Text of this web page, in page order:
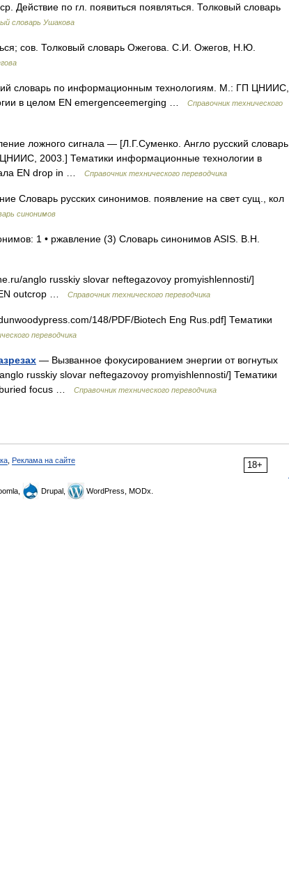
по гл. появиться появляться. Толковый словарь
словарь Ушакова
сов. Толковый словарь Ожегова. С.И. Ожегов, Н.Ю.
словарь по информационным технологиям. М.: ГП ЦНИИС,
в целом EN emergenceemerging …
Справочник технического
ложного сигнала — [Л.Г.Суменко. Англо русский словарь
2003.] Тематики информационные технологии в
EN drop in …
Справочник технического переводчика
Словарь русских синонимов. появление на свет сущ., кол
синонимов
1 • ржавление (3) Словарь синонимов ASIS. В.Н.
anglo russkiy slovar neftegazovoy promyishlennosti/]
outcrop …
Справочник технического переводчика
148/PDF/Biotech Eng Rus.pdf] Тематики
переводчика
— Вызванное фокусированием энергии от вогнутых
russkiy slovar neftegazovoy promyishlennosti/] Тематики
focus …
Справочник технического переводчика
18+
Реклама на сайте
Drupal, WordPress, MODx.